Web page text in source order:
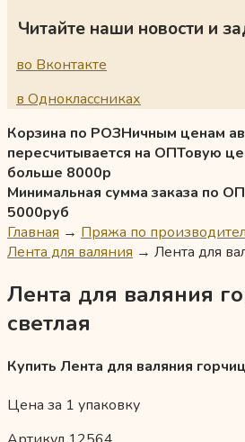
Читайте наши новости и
во Вконтакте
в Одноклассниках
Корзина по РОЗНичным ценам
пересчитывается на ОПТовую
больше 8000р
Минимальная сумма заказа по
5000руб
Главная → Пряжа по
Лента для валяния → Лента для
Лента для валяния
светлая
Купить Лента для валяния
Цена за 1 упаковку